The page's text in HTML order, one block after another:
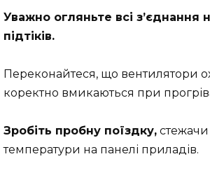
Уважно огляньте всі з’єднання
підтіків.
Переконайтеся, що вентилятори
коректно вмикаються при
Зробіть пробну поїздку,
температури на панелі приладів.